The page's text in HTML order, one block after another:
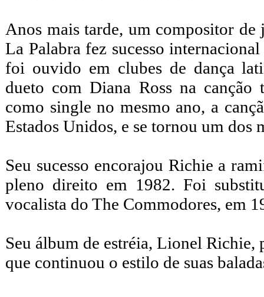
Anos mais tarde, um compositor
La Palabra fez sucesso
foi ouvido em clubes de dança
dueto com Diana Ross na
como single no mesmo ano, a
Estados Unidos, e se tornou um dos
Seu sucesso encorajou Richie a
pleno direito em 1982. Foi
vocalista do The Commodores, em
Seu álbum de estréia, Lionel
que continuou o estilo de suas